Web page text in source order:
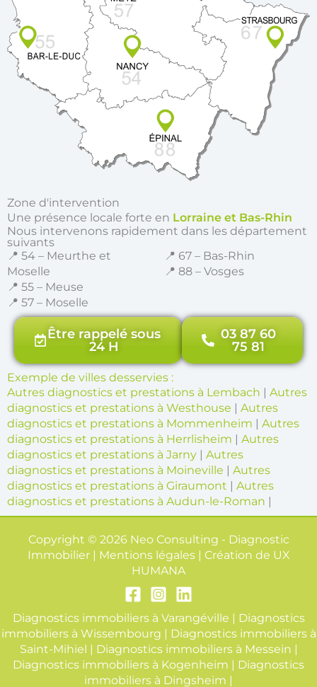
Zone d'intervention
Une présence locale forte en Lorraine et Bas-Rhin
Nous intervenons rapidement dans les département
suivants
📍 54 – Meurthe et
Moselle
📍 55 – Meuse
📍 57 – Moselle
📍 67 – Bas-Rhin
📍 88 – Vosges
Être rappelé sous
24 H
03 87 60
75 81
Exemple de villes desservies :
Autres diagnostics et prestations à Lembach | Autres
diagnostics et prestations à Westhouse | Autres
diagnostics et prestations à Mommenheim | Autres
diagnostics et prestations à Herrlisheim | Autres
diagnostics et prestations à Jarny | Autres
diagnostics et prestations à Moineville | Autres
diagnostics et prestations à Giraumont | Autres
diagnostics et prestations à Audun-le-Roman |
Copyright © 2026 Neo Consulting - Diagnostic
Immobilier | Mentions légales | Création de UX
HUMANA
Diagnostics immobiliers à Varangéville | Diagnostics
immobiliers à Wissembourg | Diagnostics immobiliers à
Saint-Mihiel | Diagnostics immobiliers à Messein |
Diagnostics immobiliers à Kogenheim | Diagnostics
immobiliers à Dingsheim |